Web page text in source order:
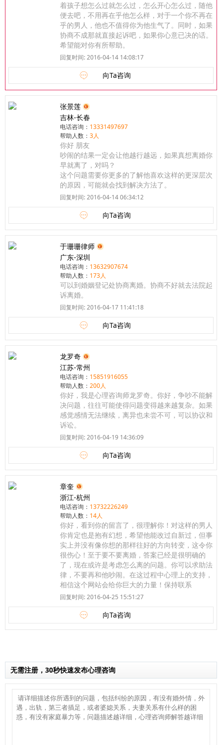
着孩子想怎么过就怎么过，怎么开心怎么过，随他
便去吧，不用再在乎他怎么样，对于一个你不再在
乎的男人，他也不值得你为他生气了。同时，如果
协商不成那就直接起诉吧，如果你心意已决的话。
希望能对你有所帮助。
回复时间: 2016-04-14 14:08:17
向Ta咨询
张景莲
吉林-长春
电话咨询： 13331497697
帮助人数： 3人
你好 朋友
吵闹的结果一定会让他越行越远，如果真想离婚你
早就离了，对吗？
这个问题需要你更多的了解他喜欢这样的更深层次
的原因，可能就会找到解决方法了。
回复时间: 2016-04-14 06:34:12
向Ta咨询
于珊珊律师
广东-深圳
电话咨询： 13632907674
帮助人数： 173人
可以到婚姻登记处协商离婚。协商不好就去法院起
诉离婚。
回复时间: 2016-04-17 11:41:18
向Ta咨询
龙罗奇
江苏-常州
电话咨询： 15851916055
帮助人数： 200人
你好，我是心理咨询师龙罗奇。你好，争吵不能解
决问题，往往可能使得问题变得越来越复杂。如果
感觉感情无法继续，离异也未尝不可，可以协议和
诉讼。
回复时间: 2016-04-19 14:36:09
向Ta咨询
章奎
浙江-杭州
电话咨询： 13732226249
帮助人数： 14人
你好，看到你的留言了，很理解你！对这样的男人
你肯定也是抱有幻想，希望他能改过自新过，但事
实上并没有像你想的那样往好的方向转变，这令你
很伤心！至于要不要离婚，答案已经是很明确的
了，现在或许是考虑怎么离的问题。你可以求助法
律，不要再和他吵闹。在这过程中心理上的支持，
相信这个网站会给你巨大的力量！保持联系
回复时间: 2016-04-25 15:51:27
向Ta咨询
无需注册，30秒快速发布心理咨询